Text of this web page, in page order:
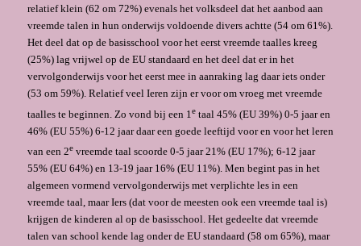
relatief klein (62 om 72%) evenals het volksdeel dat het aanbod aan
vreemde talen in hun onderwijs voldoende divers achtte (54 om 61%).
Het deel dat op de basisschool voor het eerst vreemde taalles kreeg
(25%) lag vrijwel op de EU standaard en het deel dat er in het
vervolgonderwijs voor het eerst mee in aanraking lag daar iets onder
(53 om 59%). Relatief veel Ieren zijn er voor om vroeg met vreemde
taalles te beginnen. Zo vond bij een 1 etaal 45% (EU 39%) 0-5 jaar en
46% (EU 55%) 6-12 jaar daar een goede leeftijd voor en voor het leren
van een 2evreemde taal scoorde 0-5 jaar 21% (EU 17%); 6-12 jaar
55% (EU 64%) en 13-19 jaar 16% (EU 11%). Men begint pas in het
algemeen vormend vervolgonderwijs met verplichte les in een
vreemde taal, maar Iers (dat voor de meesten ook een vreemde taal is)
krijgen de kinderen al op de basisschool. Het gedeelte dat vreemde
talen van school kende lag onder de EU standaard (58 om 65%), maar